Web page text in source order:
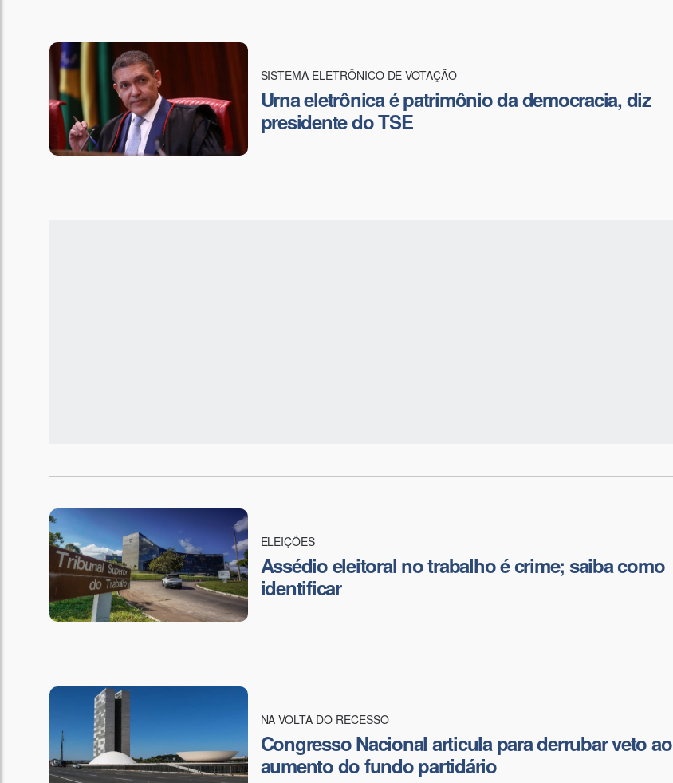
SISTEMA ELETRÔNICO DE VOTAÇÃO
Urna eletrônica é patrimônio da democracia, diz
presidente do TSE
ELEIÇÕES
Assédio eleitoral no trabalho é crime; saiba como
identificar
NA VOLTA DO RECESSO
Congresso Nacional articula para derrubar veto ao
aumento do fundo partidário